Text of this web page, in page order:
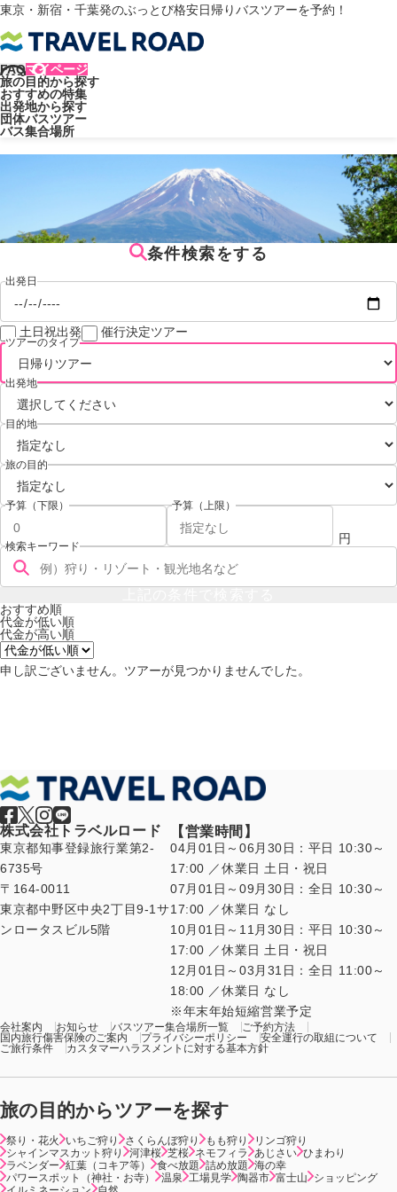
東京・新宿・千葉発のぶっとび格安日帰りバスツアーを予約！
FAQマイページ
旅の目的から探す
おすすめの特集
出発地から探す
団体バスツアー
バス集合場所
トラベルロード
関東発 日帰りバスツアー
条件検索をする
出発日
土日祝出発 催行決定ツアー
ツアーのタイプ
出発地
目的地
旅の目的
予算（下限） 予算（上限）
検索キーワード
おすすめ順
代金が低い順
代金が高い順
申し訳ございません。ツアーが見つかりませんでした。
株式会社トラベルロード
東京都知事登録旅行業第2-
6735号
〒164-0011
東京都中野区中央2丁目9-1サ
ンロータスビル5階
【営業時間】
04月01日～06月30日：平日 10:30～
17:00 ／休業日 土日・祝日
07月01日～09月30日：全日 10:30～
17:00 ／休業日 なし
10月01日～11月30日：平日 10:30～
17:00 ／休業日 土日・祝日
12月01日～03月31日：全日 11:00～
18:00 ／休業日 なし
年末年始短縮営業予定
会社案内 お知らせ バスツアー集合場所一覧
ご予約方法
国内旅行傷害保険のご案内
プライバシーポリシー
安全運行の取組について
ご旅行条件
カスタマーハラスメントに対する基本方針
旅の目的からツアーを探す
祭り・花火 いちご狩り さくらんぼ狩り もも狩り
リンゴ狩り
シャインマスカット狩り
河津桜 芝桜 ネモフィラ あじさい ひまわり
ラベンダー 紅葉（コキア等） 食べ放題 詰め放題 海の幸
パワースポット（神社・お寺）
温泉 工場見学 陶器市 富士山
ショッピング